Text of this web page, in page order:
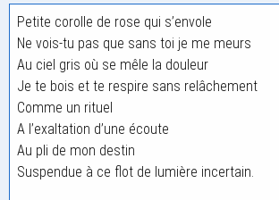
Petite corolle de rose qui s’envole
Ne vois-tu pas que sans toi je me meurs
Au ciel gris où se mêle la douleur
Je te bois et te respire sans relâchement
Comme un rituel
A l’exaltation d’une écoute
Au pli de mon destin
Suspendue à ce flot de lumière incertain.